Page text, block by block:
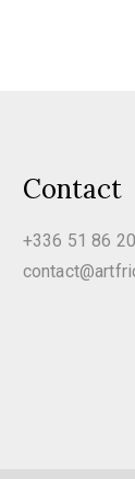
Contact
+336 51 86